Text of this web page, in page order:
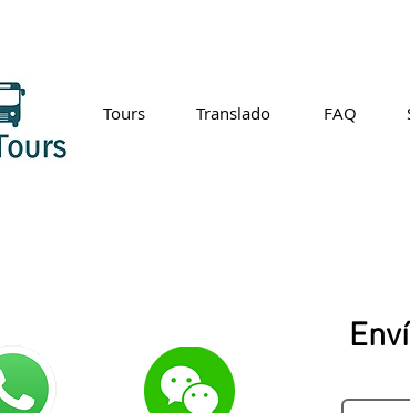
Tours Translado FAQ